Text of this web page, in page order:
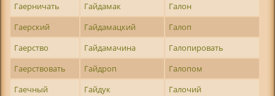
Гаерничать
Гайдамак
Галон
Гаерский
Гайдамацкий
Галоп
Гаерство
Гайдамачина
Галопировать
Гаерствовать
Гайдроп
Галопом
Гаечный
Гайдук
Галочий